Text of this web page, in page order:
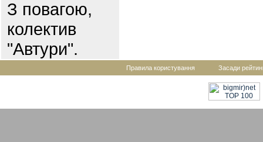
З повагою,
колектив
"Автури".
Правила користування Засади